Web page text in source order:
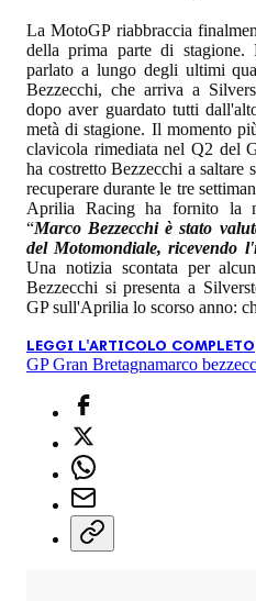
La MotoGP riabbraccia
della prima parte di
parlato a lungo degli ultimi
Bezzecchi, che arriva a
dopo aver guardato tutti
metà di stagione. Il momento
clavicola rimediata nel Q2 del
ha costretto Bezzecchi a saltare
recuperare durante le tre
Aprilia Racing ha fornito la
“Marco Bezzecchi è stato
del Motomondiale, ricevendo
Una notizia scontata per
Bezzecchi si presenta a
GP sull'Aprilia lo scorso anno:
LEGGI L'ARTICOLO COMPLETO
GP Gran Bretagnamarco